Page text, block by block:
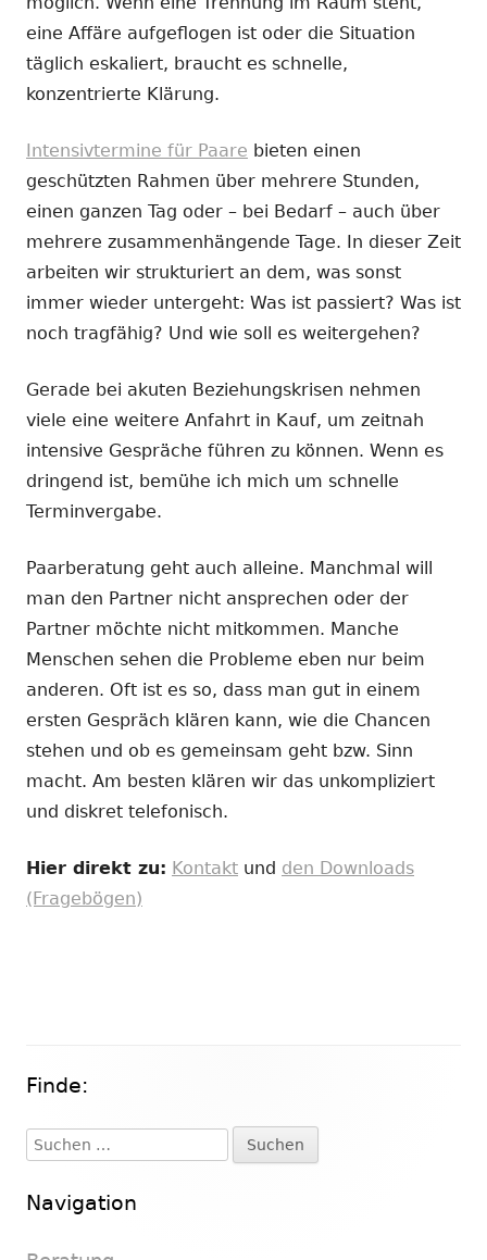
eine Affäre aufgeflogen ist oder die Situation
täglich eskaliert, braucht es schnelle,
konzentrierte Klärung.
Intensivtermine für Paare bieten einen
geschützten Rahmen über mehrere Stunden,
einen ganzen Tag oder – bei Bedarf – auch über
mehrere zusammenhängende Tage. In dieser Zeit
arbeiten wir strukturiert an dem, was sonst
immer wieder untergeht: Was ist passiert? Was ist
noch tragfähig? Und wie soll es weitergehen?
Gerade bei akuten Beziehungskrisen nehmen
viele eine weitere Anfahrt in Kauf, um zeitnah
intensive Gespräche führen zu können. Wenn es
dringend ist, bemühe ich mich um schnelle
Terminvergabe.
Paarberatung geht auch alleine. Manchmal will
man den Partner nicht ansprechen oder der
Partner möchte nicht mitkommen. Manche
Menschen sehen die Probleme eben nur beim
anderen. Oft ist es so, dass man gut in einem
ersten Gespräch klären kann, wie die Chancen
stehen und ob es gemeinsam geht bzw. Sinn
macht. Am besten klären wir das unkompliziert
und diskret telefonisch.
Hier direkt zu: Kontakt und den Downloads
(Fragebögen)
Haupt-
Seitenleiste
Finde:
Suchen
nach:
Navigation